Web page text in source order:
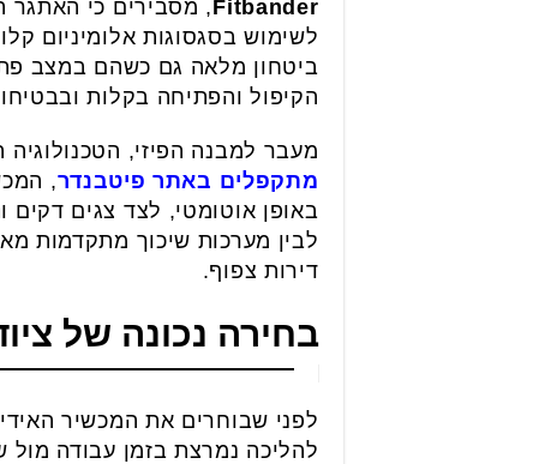
Fitbander, מסבירים כי האתגר
לשימוש בסגסוגות אלומיניום
ביטחון מלאה גם כשהם במצב
הקיפול והפתיחה בקלות
מעבר למבנה הפיזי,
מתקפלים באתר פיטבנדר,
באופן אוטומטי, לצד צגים דקים
לבין מערכות שיכוך מתקדמות
דירות צפוף.
בחירה נכונה של
לפני שבוחרים את המכשיר